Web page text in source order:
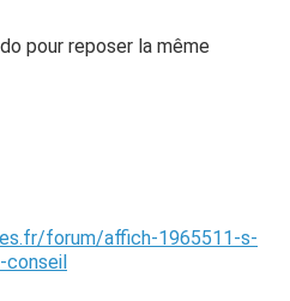
pour reposer la même
forum/affich-1965511-s-
conseil